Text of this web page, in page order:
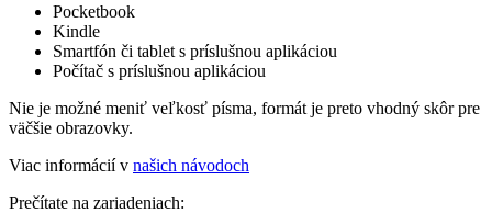
Pocketbook
Kindle
Smartfón či tablet s príslušnou aplikáciou
Počítač s príslušnou aplikáciou
Nie je možné meniť veľkosť písma, formát je preto vhodný skôr pre
väčšie obrazovky.
Viac informácií v našich návodoch
Prečítate na zariadeniach: